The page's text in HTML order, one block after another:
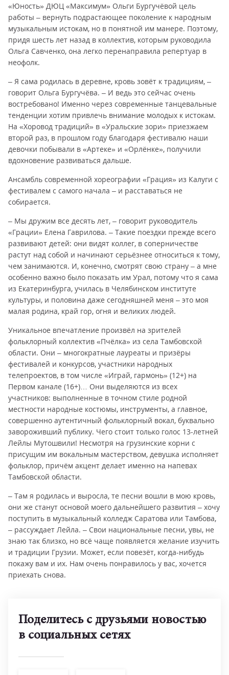
«Юность» ДЮЦ «Максимум» Ольги Бургучёвой цель
работы – вернуть подрастающее поколение к народным
музыкальным истокам, но в понятной им манере. Поэтому,
придя шесть лет назад в коллектив, которым руководила
Ольга Савченко, она легко перенаправила репертуар в
неофолк.
– Я сама родилась в деревне, кровь зовёт к традициям, –
говорит Ольга Бургучёва. – И ведь это сейчас очень
востребовано! Именно через современные танцевальные
тенденции хотим привлечь внимание молодых к истокам.
На «Хоровод традиций» в «Уральские зори» приезжаем
второй раз, в прошлом году благодаря фестивалю наши
девочки побывали в «Артеке» и «Орлёнке», получили
вдохновение развиваться дальше.
Ансамбль современной хореографии «Грация» из Калуги с
фестивалем с самого начала – и расставаться не
собирается.
– Мы дружим все десять лет, – говорит руководитель
«Грации» Елена Гаврилова. – Такие поездки прежде всего
развивают детей: они видят коллег, в соперничестве
растут над собой и начинают серьёзнее относиться к тому,
чем занимаются. И, конечно, смотрят свою страну – а мне
особенно важно было показать им Урал, потому что я сама
из Екатеринбурга, училась в Челябинском институте
культуры, и половина даже сегодняшней меня – это моя
малая родина, край гор, огня и великих людей.
Уникальное впечатление произвёл на зрителей
фольклорный коллектив «Пчёлка» из села Тамбовской
области. Они – многократные лауреаты и призёры
фестивалей и конкурсов, участники народных
телепроектов, в том числе «Играй, гармонь» (12+) на
Первом канале (16+)… Они выделяются из всех
участников: выполненные в точном стиле родной
местности народные костюмы, инструменты, а главное,
совершенно аутентичный фольклорный вокал, буквально
завороживший публику. Чего стоит только голос 13-летней
Лейлы Мутошвили! Несмотря на грузинские корни с
присущим им вокальным мастерством, девушка исполняет
фольклор, причём акцент делает именно на напевах
Тамбовской области.
– Там я родилась и выросла, те песни вошли в мою кровь,
они же станут основой моего дальнейшего развития – хочу
поступить в музыкальный колледж Саратова или Тамбова,
– рассуждает Лейла. – Свои национальные песни, увы, не
знаю так близко, но всё чаще появляется желание изучить
и традиции Грузии. Может, если повезёт, когда-нибудь
покажу вам и их. Нам очень понравилось у вас, хочется
приехать снова.
Поделитесь с друзьями новостью
в социальных сетях